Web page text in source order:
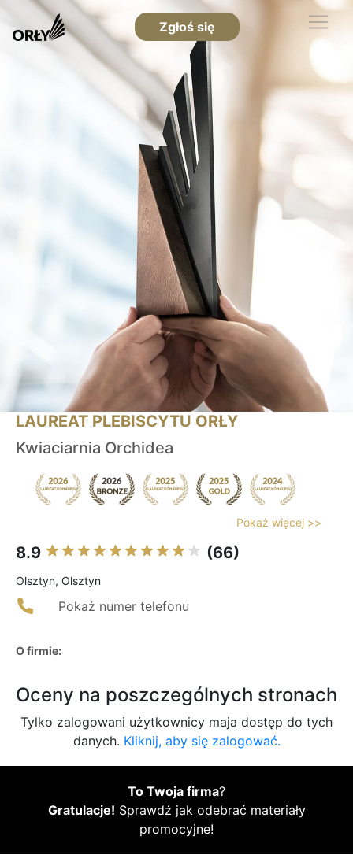
Zgłoś się
LAUREAT PLEBISCYTU ORŁY
Kwiaciarnia Orchidea
Pokaż więcej >>
8.9 (66)
Olsztyn, Olsztyn
Pokaż numer telefonu
O firmie:
Oceny na poszczególnych stronach
Tylko zalogowani użytkownicy maja dostęp do tych
danych. Kliknij, aby się zalogować.
To Twoja firma?
Gratulacje! Sprawdź jak odebrać materiały
promocyjne!